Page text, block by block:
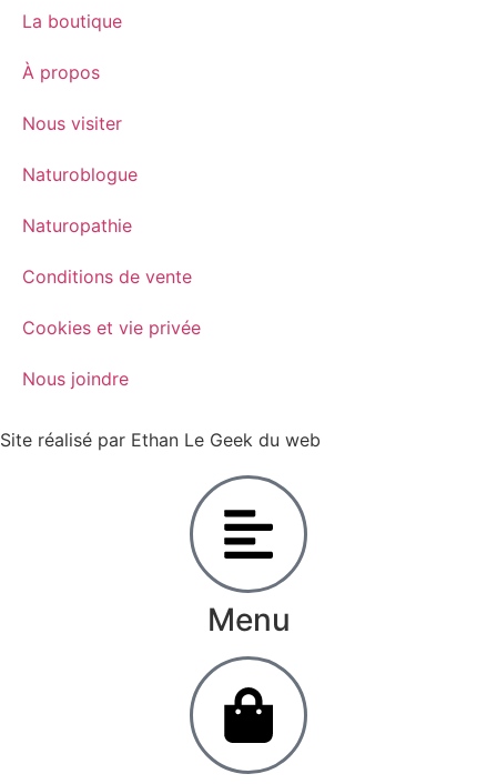
La boutique
À propos
Nous visiter
Naturoblogue
Naturopathie
Conditions de vente
Cookies et vie privée
Nous joindre
Site réalisé par Ethan Le Geek du web
Menu